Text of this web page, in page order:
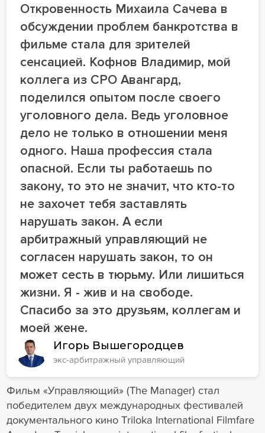
Откровенность Михаила Сачева в
обсуждении проблем банкротства в
фильме стала для зрителей
сенсацией. Кофнов Владимир, мой
коллега из СРО Авангард,
поделился опытом после своего
уголовного дела. Ведь уголовное
дело не только в отношении меня
одного. Наша профессия стала
опасной. Если ты работаешь по
закону, то это не значит, что кто-то
не захочет тебя заставлять
нарушать закон. А если
арбитражный управляющий не
согласен нарушать закон, то он
может сесть в тюрьму. Или лишиться
жизни. Я - жив и на свободе.
Спасибо за это друзьям, коллегам и
моей жене.
Игорь Вышегородцев
экс-арбитражный управляющий
Фильм «Управляющий» (The Manager) стал
победителем двух международных фестивалей
документального кино Triloka International Filmfare